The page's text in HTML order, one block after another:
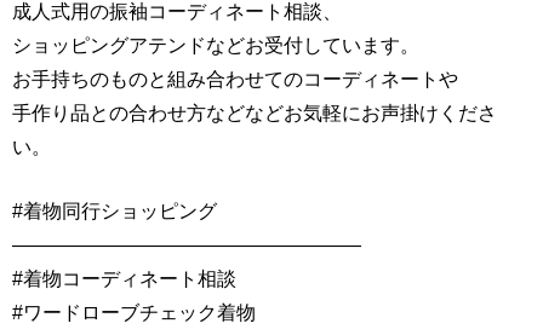
成人式用の振袖コーディネート相談、
ショッピングアテンドなどお受付しています。
お手持ちのものと組み合わせてのコーディネートや
手作り品との合わせ方などなどお気軽にお声掛けくださ
い。
#着物同行ショッピング
——————————————————
#着物コーディネート相談
#ワードローブチェック着物